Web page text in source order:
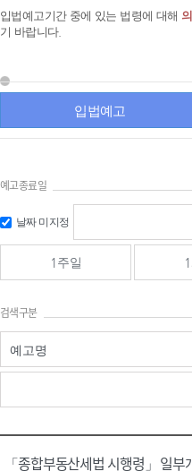
입법예고기간 중에 있는 법령에 대해
기 바랍니다.
입법예고
예고종료일
날짜 미지정
1주일
검색구분
예고명
「종합부동산세법 시행령」 일